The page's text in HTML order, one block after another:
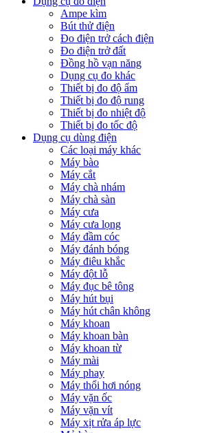
Ampe kìm
Bút thử điện
Đo điện trở cách điện
Đo điện trở đất
Đồng hồ vạn năng
Dụng cụ đo khác
Thiết bị đo độ ẩm
Thiết bị đo độ rung
Thiết bị đo nhiệt độ
Thiết bị đo tốc độ
Dụng cụ dùng điện
Các loại máy khác
Máy bào
Máy cắt
Máy chà nhám
Máy chà sàn
Máy cưa
Máy cưa lọng
Máy đầm cóc
Máy đánh bóng
Máy điêu khắc
Máy đột lỗ
Máy đục bê tông
Máy hút bụi
Máy hút chân không
Máy khoan
Máy khoan bàn
Máy khoan từ
Máy mài
Máy phay
Máy thổi hơi nóng
Máy vặn ốc
Máy vặn vít
Máy xịt rửa áp lực